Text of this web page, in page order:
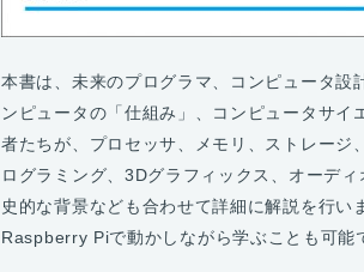
本書は、未来のプログラマ、コンピュータ
ンピュータの「仕組み」、コンピュータサ
者たちが、プロセッサ、メモリ、ストレー
ログラミング、3Dグラフィックス、オーデ
史的な背景なども合わせて詳細に解説を行い
Raspberry Piで動かしながら学ぶことも可能